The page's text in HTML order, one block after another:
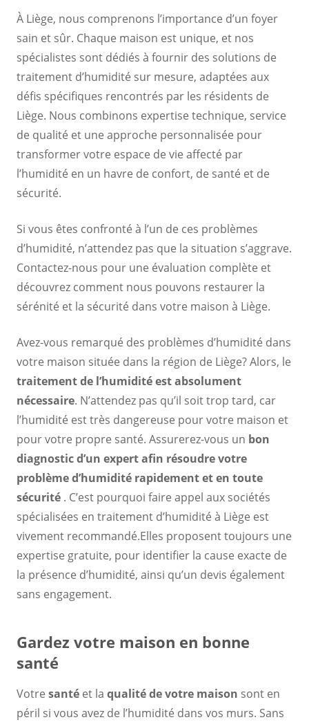
À Liège, nous comprenons l’importance d’un foyer
sain et sûr. Chaque maison est unique, et nos
spécialistes sont dédiés à fournir des solutions de
traitement d’humidité sur mesure, adaptées aux
défis spécifiques rencontrés par les résidents de
Liège. Nous combinons expertise technique, service
de qualité et une approche personnalisée pour
transformer votre espace de vie affecté par
l’humidité en un havre de confort, de santé et de
sécurité.
Si vous êtes confronté à l’un de ces problèmes
d’humidité, n’attendez pas que la situation s’aggrave.
Contactez-nous pour une évaluation complète et
découvrez comment nous pouvons restaurer la
sérénité et la sécurité dans votre maison à Liège.
Avez-vous remarqué des problèmes d’humidité dans
votre maison située dans la région de Liège? Alors, le
traitement de l’humidité est absolument
nécessaire. N’attendez pas qu’il soit trop tard, car
l’humidité est très dangereuse pour votre maison et
pour votre propre santé. Assurerez-vous un bon
diagnostic d’un expertafin résoudre votre
problème d’humidité rapidement et en toute
sécurité . C’est pourquoi faire appel aux sociétés
spécialisées en traitement d’humidité à Liège est
vivement recommandé.Elles proposent toujours une
expertise gratuite, pour identifier la cause exacte de
la présence d’humidité, ainsi qu’un devis également
sans engagement.
Gardez votre maison en bonne
santé
Votre santé et la qualité de votre maison sont en
péril si vous avez de l’humidité dans vos murs. Sans